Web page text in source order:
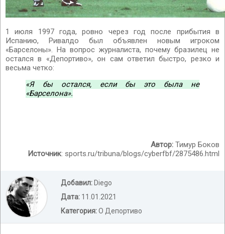
1 июля 1997 года, ровно через год после прибытия в
Испанию, Ривалдо был объявлен новым игроком
«Барселоны». На вопрос журналиста, почему бразилец не
остался в «Депортиво», он сам ответил быстро, резко и
весьма четко:
«Я бы остался, если бы это была не
«Барселона».
Автор: Тимур Боков
Источник: sports.ru/tribuna/blogs/cyberfbf/2875486.html
Добавил: Diego
Дата: 11.01.2021
Категория:О Депортиво